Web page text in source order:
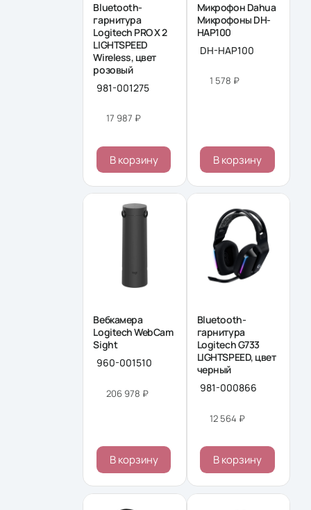
Bluetooth-
гарнитура
Logitech PRO X 2
LIGHTSPEED
Wireless, цвет
розовый
981-001275
17 987 ₽
В корзину
Микрофон Dahua
Микрофоны DH-
HAP100
DH-HAP100
1 578 ₽
В корзину
Вебкамера
Logitech WebCam
Sight
960-001510
206 978 ₽
В корзину
Bluetooth-
гарнитура
Logitech G733
LIGHTSPEED, цвет
черный
981-000866
12 564 ₽
В корзину